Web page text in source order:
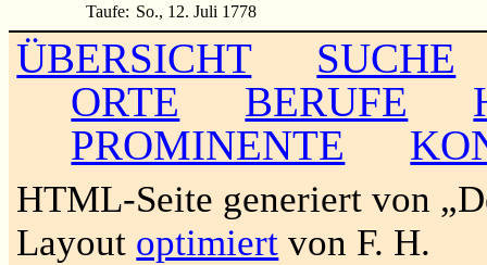
Taufe: So., 12. Juli 1778
ÜBERSICHT
SUCHE
ORTE
BERUFE
PROMINENTE
HTML-Seite generiert von
Layout optimiert von F. H.